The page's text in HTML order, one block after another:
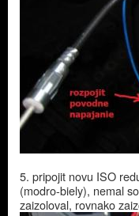
5. pripojit novu ISO
(modro-biely), nemal
zaizoloval, rovnako